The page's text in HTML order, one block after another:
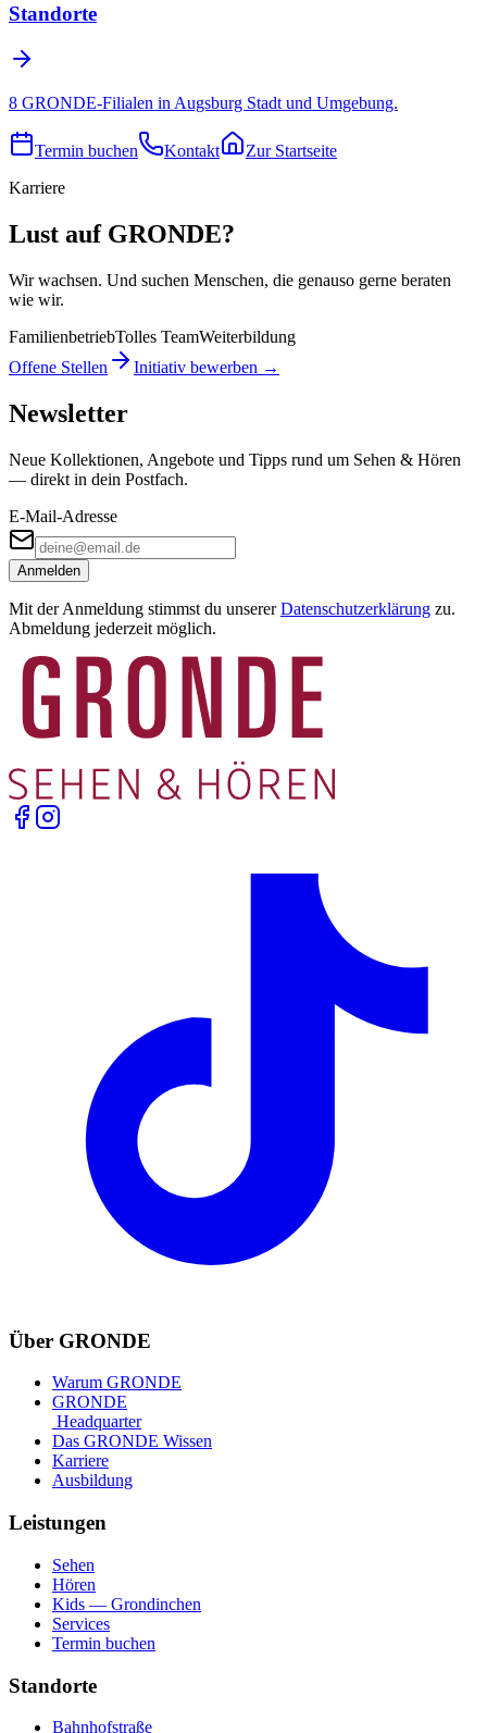
Standorte
8 GRONDE-Filialen in Augsburg Stadt und Umgebung.
Termin buchen Kontakt
Zur Startseite
Karriere
Lust auf GRONDE?
Wir wachsen. Und suchen Menschen, die genauso gerne beraten
wie wir.
FamilienbetriebTolles TeamWeiterbildung
Offene Stellen
Initiativ bewerben →
Newsletter
Neue Kollektionen, Angebote und Tipps rund um Sehen & Hören
— direkt in dein Postfach.
E-Mail-Adresse
Anmelden
Mit der Anmeldung stimmst du unserer Datenschutzerklärung zu.
Abmeldung jederzeit möglich.
Über GRONDE
Warum GRONDE
GRONDE
Headquarter
Das GRONDE Wissen
Karriere
Ausbildung
Leistungen
Sehen
Hören
Kids — Grondinchen
Services
Termin buchen
Standorte
Bahnhofstraße